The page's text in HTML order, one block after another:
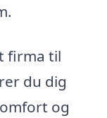
firma til
du dig
og